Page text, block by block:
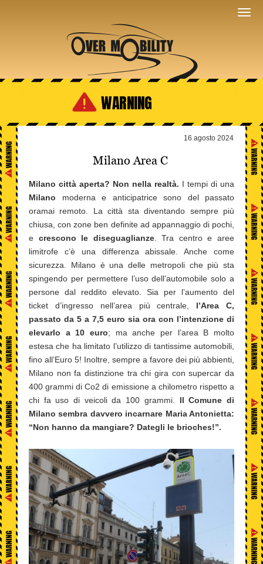
WARNING
16 agosto 2024
Milano Area C
Milano città aperta? Non nella realtà. I tempi di una
Milano moderna e anticipatrice sono del passato
oramai remoto. La città sta diventando sempre più
chiusa, con zone ben definite ad appannaggio di pochi,
e crescono le diseguaglianze. Tra centro e aree
limitrofe c’è una differenza abissale. Anche come
sicurezza. Milano è una delle metropoli che più sta
spingendo per permettere l’uso dell’automobile solo a
persone dal reddito elevato. Sia per l’aumento del
ticket d’ingresso nell’area più centrale, l’Area C,
passato da 5 a 7,5 euro sia ora con l’intenzione di
elevarlo a 10 euro; ma anche per l’area B molto
estesa che ha limitato l’utilizzo di tantissime automobili,
fino all’Euro 5! Inoltre, sempre a favore dei più abbienti,
Milano non fa distinzione tra chi gira con supercar da
400 grammi di Co2 di emissione a chilometro rispetto a
chi fa uso di veicoli da 100 grammi. Il Comune di
Milano sembra davvero incarnare Maria Antonietta:
“Non hanno da mangiare? Dategli le brioches!”.